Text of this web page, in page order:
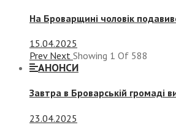
На Броварщині чоловік
15.04.2025
Prev Next Showing 1 Of 588
АНОНСИ
Завтра в Броварській громаді
23.04.2025